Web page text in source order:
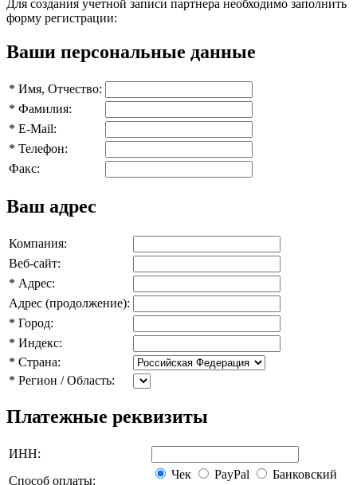
Для создания учетной записи партнера необходимо заполнить
форму регистрации:
Ваши персональные данные
* Имя, Отчество:
* Фамилия:
* E-Mail:
* Телефон:
Факс:
Ваш адрес
Компания:
Веб-сайт:
* Адрес:
Адрес (продолжение):
* Город:
* Индекс:
* Страна:
* Регион / Область:
Платежные реквизиты
ИНН:
Способ оплаты:
Чек PayPal
Банковский